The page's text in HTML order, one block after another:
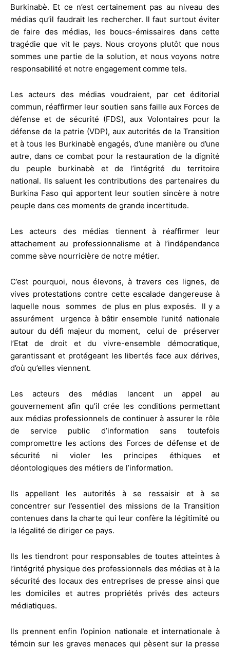
Burkinabè. Et ce n’est certainement pas au niveau des
médias qu’il faudrait les rechercher. Il faut surtout éviter
de faire des médias, les boucs-émissaires dans cette
tragédie que vit le pays. Nous croyons plutôt que nous
sommes une partie de la solution, et nous voyons notre
responsabilité et notre engagement comme tels.
Les acteurs des médias voudraient, par cet éditorial
commun, réaffirmer leur soutien sans faille aux Forces de
défense et de sécurité (FDS), aux Volontaires pour la
défense de la patrie (VDP), aux autorités de la Transition
et à tous les Burkinabè engagés, d’une manière ou d’une
autre, dans ce combat pour la restauration de la dignité
du peuple burkinabè et de l’intégrité du territoire
national. Ils saluent les contributions des partenaires du
Burkina Faso qui apportent leur soutien sincère à notre
peuple dans ces moments de grande incertitude.
Les acteurs des médias tiennent à réaffirmer leur
attachement au professionnalisme et à l’indépendance
comme sève nourricière de notre métier.
C’est pourquoi, nous élevons, à travers ces lignes, de
vives protestations contre cette escalade dangereuse à
laquelle nous sommes de plus en plus exposés. Il y a
assurément urgence à bâtir ensemble l’unité nationale
autour du défi majeur du moment, celui de préserver
l’Etat de droit et du vivre-ensemble démocratique,
garantissant et protégeant les libertés face aux dérives,
d’où qu’elles viennent.
Les acteurs des médias lancent un appel au
gouvernement afin qu’il crée les conditions permettant
aux médias professionnels de continuer à assurer le rôle
de service public d’information sans toutefois
compromettre les actions des Forces de défense et de
sécurité ni violer les principes éthiques et
déontologiques des métiers de l’information.
Ils appellent les autorités à se ressaisir et à se
concentrer sur l’essentiel des missions de la Transition
contenues dans la charte qui leur confère la légitimité ou
la légalité de diriger ce pays.
Ils les tiendront pour responsables de toutes atteintes à
l’intégrité physique des professionnels des médias et à la
sécurité des locaux des entreprises de presse ainsi que
les domiciles et autres propriétés privés des acteurs
médiatiques.
Ils prennent enfin l’opinion nationale et internationale à
témoin sur les graves menaces qui pèsent sur la presse